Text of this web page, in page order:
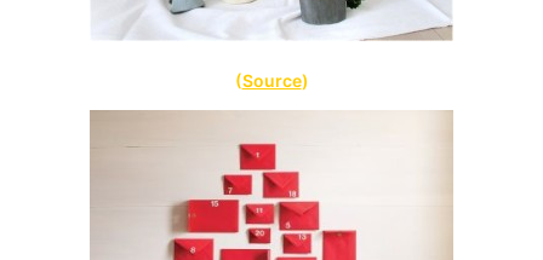
(Source)